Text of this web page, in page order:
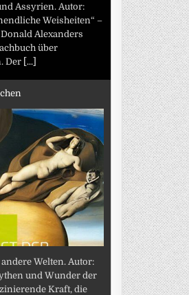
Assyrien. Autor:
Weisheiten“ –
Alexanders
über
Der [...]
Welten. Autor:
und Wunder der
Kraft, die